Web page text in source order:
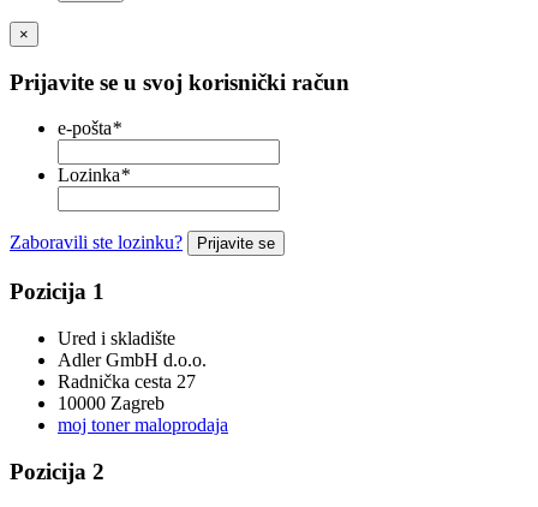
×
Prijavite se u svoj korisnički račun
e-pošta*
Lozinka*
Zaboravili ste lozinku? Prijavite se
Pozicija 1
Ured i skladište
Adler GmbH d.o.o.
Radnička cesta 27
10000 Zagreb
moj toner maloprodaja
Pozicija 2